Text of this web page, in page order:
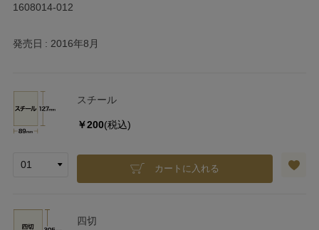
1608014-012
発売日 2016年8月
スチール
￥200(税込)
カートに入れる
四切